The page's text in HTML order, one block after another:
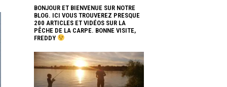
BONJOUR ET BIENVENUE SUR NOTRE
BLOG. ICI VOUS TROUVEREZ PRESQUE
200 ARTICLES ET VIDÉOS SUR LA
PÊCHE DE LA CARPE. BONNE VISITE,
FREDDY